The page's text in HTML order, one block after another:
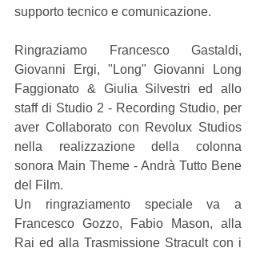
supporto tecnico e comunicazione.
Ringraziamo Francesco Gastaldi,
Giovanni Ergi, "Long" Giovanni Long
Faggionato & Giulia Silvestri ed allo
staff di Studio 2 - Recording Studio, per
aver Collaborato con Revolux Studios
nella realizzazione della colonna
sonora Main Theme - Andrà Tutto Bene
del Film.
Un ringraziamento speciale va a
Francesco Gozzo, Fabio Mason, alla
Rai ed alla Trasmissione Stracult con i